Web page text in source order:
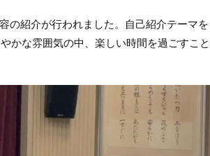
の紹介が行われました。自己紹介テーマを
かな雰囲気の中、楽しい時間を過ごすこ